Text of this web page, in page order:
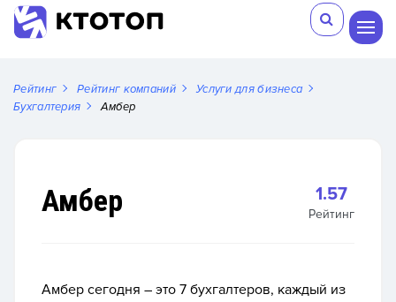
Рейтинг Рейтинг компаний
Услуги для бизнеса
Бухгалтерия
Амбер
Амбер 1.57
Рейтинг
Амбер сегодня – это 7 бухгалтеров, каждый из